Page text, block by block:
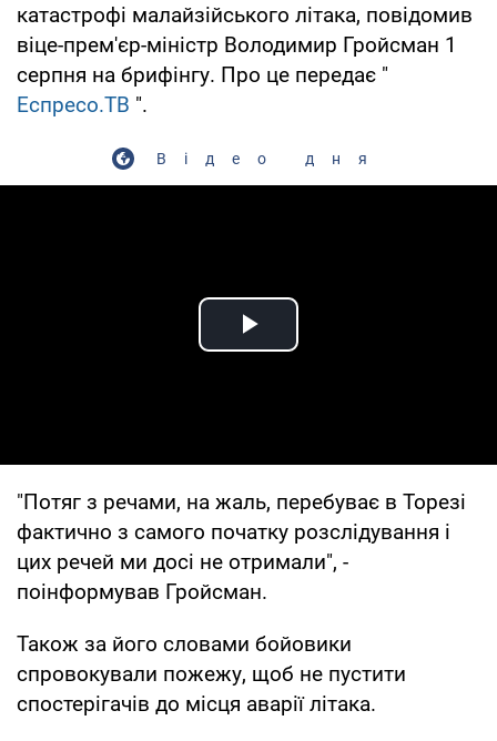
катастрофі малайзійського літака, повідомив
віце-прем'єр-міністр Володимир Гройсман 1
серпня на брифінгу. Про це передає "
Еспресо.ТВ ".
Відео дня
Play Video
"Потяг з речами, на жаль, перебуває в Торезі
фактично з самого початку розслідування і
цих речей ми досі не отримали", -
поінформував Гройсман.
Також за його словами бойовики
спровокували пожежу, щоб не пустити
спостерігачів до місця аварії літака.